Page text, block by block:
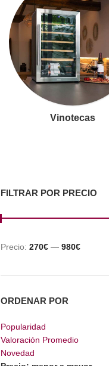
Vinotecas
FILTRAR POR PRECIO
Precio: 270€— 980€
ORDENAR POR
Popularidad
Valoración Promedio
Novedad